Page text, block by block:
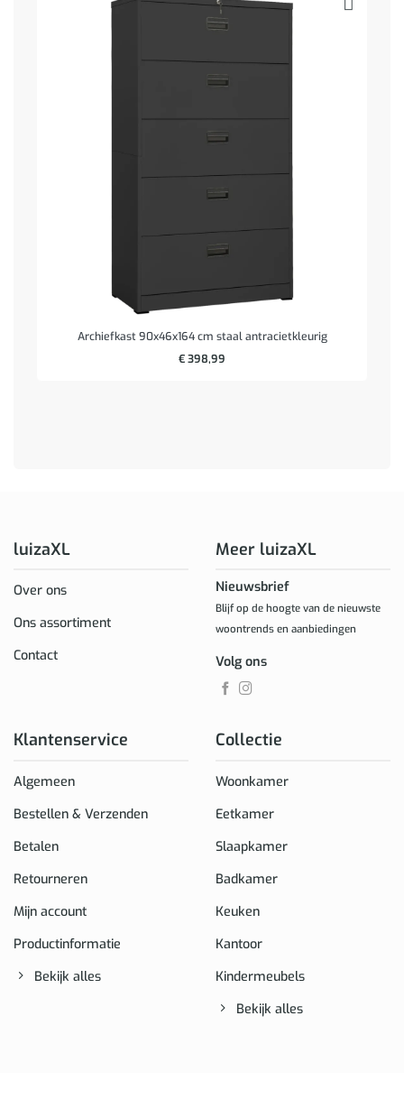
Archiefkast 90x46x164 cm staal antracietkleurig
€398,99
luizaXL
Over ons
Ons assortiment
Contact
Klantenservice
Algemeen
Bestellen & Verzenden
Betalen
Retourneren
Mijn account
Productinformatie
Bekijk alles
Collectie
Woonkamer
Eetkamer
Slaapkamer
Badkamer
Keuken
Kantoor
Kindermeubels
Bekijk alles
Meer luizaXL
Nieuwsbrief
Blijf op de hoogte van de nieuwste
woontrends en aanbiedingen
Volg ons